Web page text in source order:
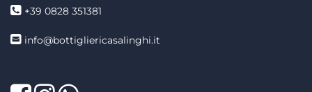
+39 0828 351381
info@bottigliericasalinghi.it
Facebook
TwitterLinkedIn